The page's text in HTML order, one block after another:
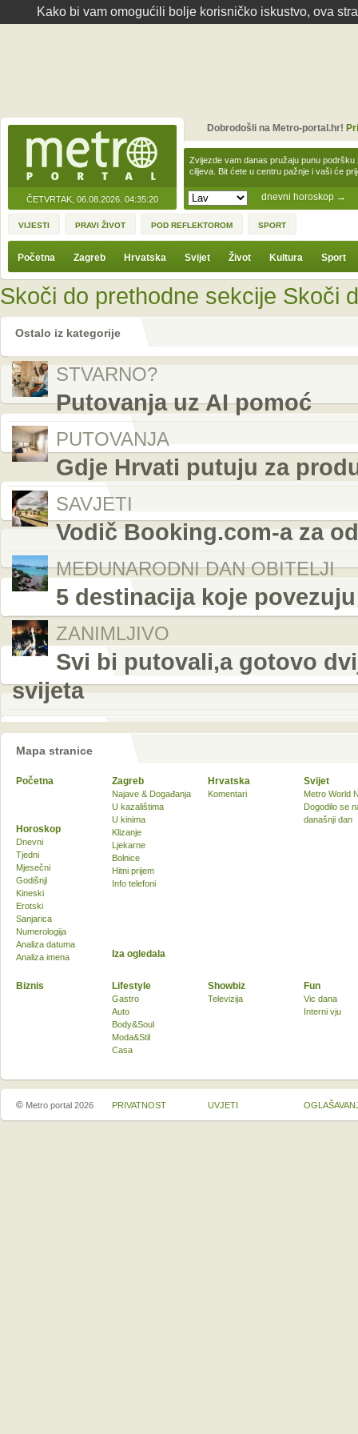
Kako bi vam omogućili bolje korisničko iskustvo, ova
ČETVRTAK, 06.08.2026. 04:35:20 dnevni horoskop →
Zvijezde vam danas pružaju punu
ciljeva. Bit ćete u centru pažnje i vaši će
Dobrodošli na Metro-portal.hr!
VIJESTI PRAVI ŽIVOT POD REFLEKTOROM SPORT
Početna Zagreb Hrvatska Svijet Život Kultura Sport
Skoči do prethodne sekcije Skoči
Ostalo iz kategorije
STVARNO?
Putovanja uz AI pomoć
PUTOVANJA
Gdje Hrvati putuju za
SAVJETI
Vodič Booking.com-a za
MEĐUNARODNI DAN OBITELJI
5 destinacija koje
ZANIMLJIVO
Svi bi putovali,a gotovo
svijeta
Mapa stranice
Početna Zagreb
Najave & Događanja
U kazalištima
U kinima
Klizanje
Ljekarne
Bolnice
Hitni prijem
Info telefoni
Hrvatska
Komentari
Svijet
Metro World
Dogodilo se
današnji dan
Biznis Lifestyle
Gastro
Auto
Body&Soul
Moda&Stil
Casa
Showbiz
Televizija
Fun
Vic dana
Interni vju
Horoskop
Dnevni
Tjedni
Mjesečni
Godišnji
Kineski
Erotski
Sanjarica
Numerologija
Analiza datuma
Analiza imena
Iza ogledala
© Metro portal 2026 PRIVATNOST UVJETI